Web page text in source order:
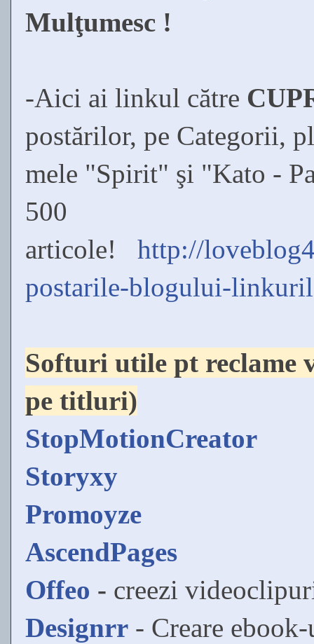
Mulţumesc !
-Aici ai linkul către
postărilor, pe Categorii,
mele "Spirit" şi "Kato -
500
articole!
http://
postarile-blogului-
Softuri utile pt reclame
pe titluri)
StopMotionCreator
Storyxy
Promoyze
AscendPages
Offeo - creezi
Designrr - Creare